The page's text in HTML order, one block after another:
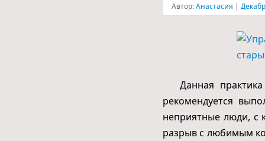
Автор:Анастасия |
Данная практика
рекомендуется
неприятные люди, с
разрыв с любимым